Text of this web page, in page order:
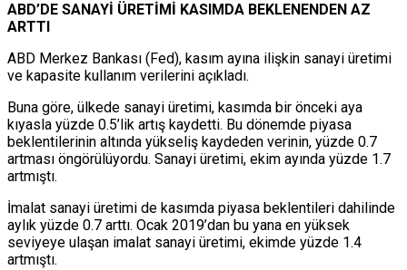
ABD’DE SANAYİ ÜRETİMİ KASIMDA BEKLENENDEN AZ
ARTTI
ABD Merkez Bankası (Fed), kasım ayına ilişkin sanayi üretimi
ve kapasite kullanım verilerini açıkladı.
Buna göre, ülkede sanayi üretimi, kasımda bir önceki aya
kıyasla yüzde 0.5’lik artış kaydetti. Bu dönemde piyasa
beklentilerinin altında yükseliş kaydeden verinin, yüzde 0.7
artması öngörülüyordu. Sanayi üretimi, ekim ayında yüzde 1.7
artmıştı.
İmalat sanayi üretimi de kasımda piyasa beklentileri dahilinde
aylık yüzde 0.7 arttı. Ocak 2019’dan bu yana en yüksek
seviyeye ulaşan imalat sanayi üretimi, ekimde yüzde 1.4
artmıştı.